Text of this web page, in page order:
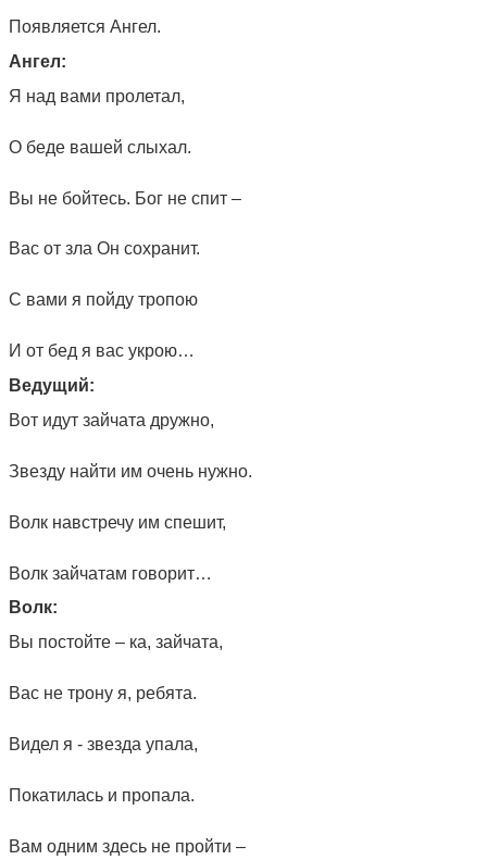
Появляется Ангел.
Ангел:
Я над вами пролетал,
О беде вашей слыхал.
Вы не бойтесь. Бог не спит –
Вас от зла Он сохранит.
С вами я пойду тропою
И от бед я вас укрою…
Ведущий:
Вот идут зайчата дружно,
Звезду найти им очень нужно.
Волк навстречу им спешит,
Волк зайчатам говорит…
Волк:
Вы постойте – ка, зайчата,
Вас не трону я, ребята.
Видел я - звезда упала,
Покатилась и пропала.
Вам одним здесь не пройти –